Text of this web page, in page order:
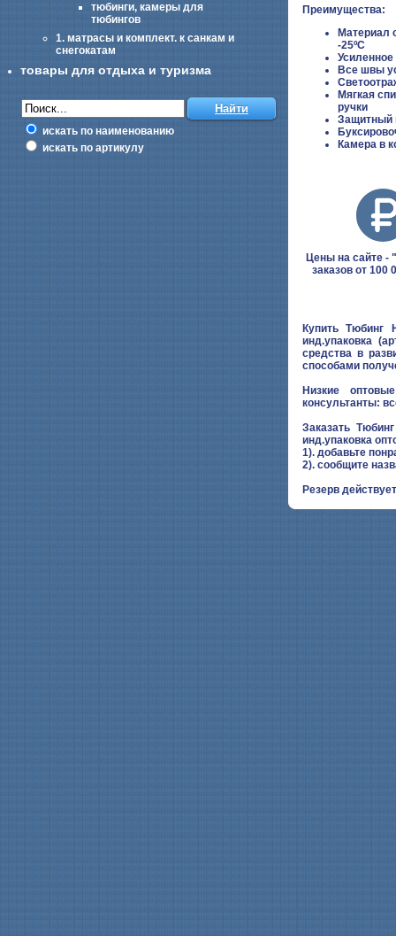
тюбинги, камеры для
тюбингов
1. матрасы и комплект. к санкам и
снегокатам
товары для отдыха и туризма
искать по наименованию
искать по артикулу
Преимущества:
Материал
-25ºС
Все швы
Мягкая
ручки
Защитный
Камера в
Цены на сайте -
заказов от 100
Купить
инд.упаковка
средства в
способами
Низкие
консультанты:
Заказать
инд.упаковка
1). добавьте
2). сообщите
Резерв